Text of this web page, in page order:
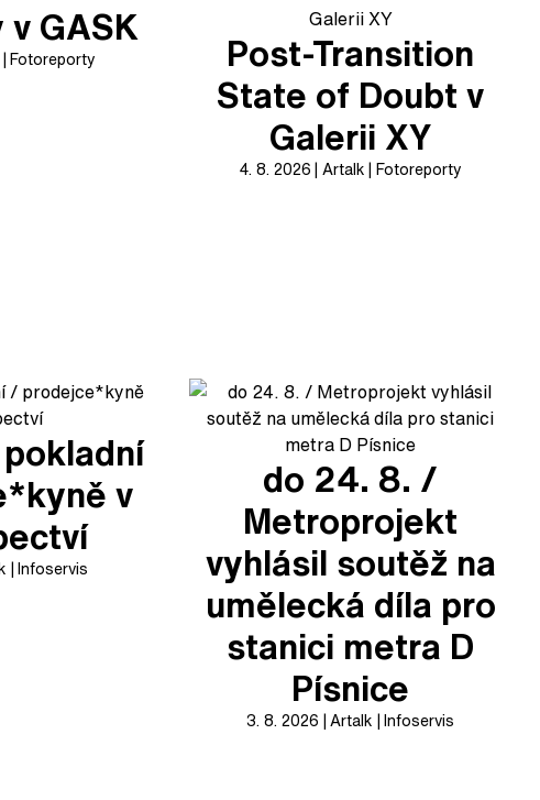
GASK
Fotoreporty
Post-Transition
State of Doubt v
Galerii XY
4. 8. 2026 Artalk Fotoreporty
v
Infoservis
do 24. 8. /
Metroprojekt
vyhlásil soutěž na
umělecká díla pro
stanici metra D
Písnice
3. 8. 2026 Artalk Infoservis